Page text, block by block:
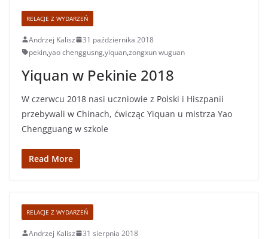
RELACJE Z WYDARZEŃ
Andrzej Kalisz
31 października 2018
pekin,yao chenggusng,yiquan,zongxun wuguan
Yiquan w Pekinie 2018
W czerwcu 2018 nasi uczniowie z Polski i Hiszpanii
przebywali w Chinach, ćwicząc Yiquan u mistrza Yao
Chengguang w szkole
Read More
RELACJE Z WYDARZEŃ
Andrzej Kalisz
31 sierpnia 2018